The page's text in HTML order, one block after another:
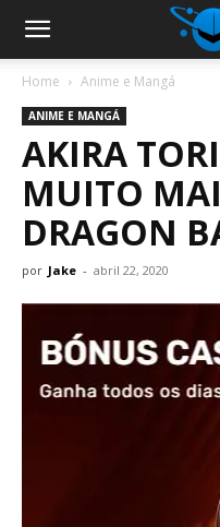
Home Anime e Mangá
ANIME E MANGÁ
AKIRA
MUITO
DRAGON
por Jake - abril 22, 2020